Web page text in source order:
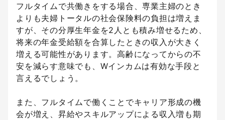
フルタイムで共働きをする場合、専業主婦のとき
よりも夫婦トータルの社会保険料の負担は増えま
すが、その分厚生年金を2人とも積み増せるため、
将来の年金受給額を合算したときの収入が大きく
増える可能性があります。高齢になってからの不
安を減らす意味でも、Wインカムは有効な手段と
言えるでしょう。
また、フルタイムで働くことでキャリア形成の機
会が増え、昇給やスキルアップによる収入増も期